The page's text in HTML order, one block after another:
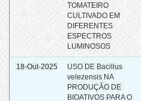
TOMATEIRO
CULTIVADO EM
DIFERENTES
ESPECTROS
LUMINOSOS
18-Out-2025
USO DE Bacillus
velezensis NA
PRODUÇÃO DE
BIOATIVOS PARA O